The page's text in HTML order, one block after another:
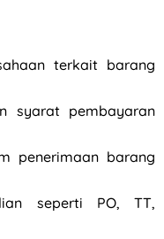
terkait barang
syarat pembayaran
penerimaan barang
seperti PO, TT,